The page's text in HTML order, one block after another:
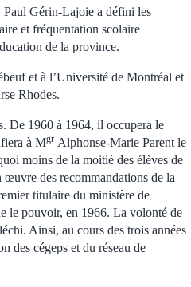
Gérin‑Lajoie a défini les
et fréquentation scolaire
de la province.
et à l’Université de Montréal et
Rhodes.
De 1960 à 1964, il occupera le
à Mgr Alphonse-Marie Parent le
moins de la moitié des élèves de
œuvre des recommandations de la
titulaire du ministère de
le pouvoir, en 1966. La volonté de
Ainsi, au cours des trois années
des cégeps et du réseau de